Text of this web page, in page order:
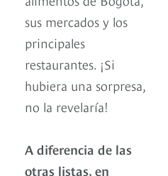
sus mercados y los
principales
restaurantes. ¡Si
hubiera una sorpresa,
no la revelaría!
A diferencia de las
otras listas, en